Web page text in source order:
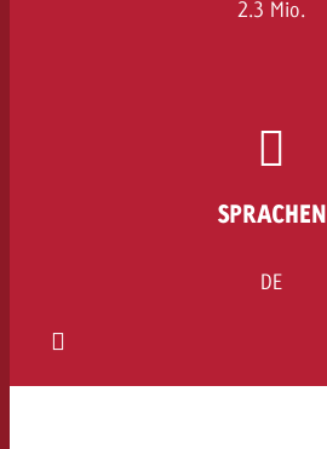
2.3 Mio.
SPRACHEN
DE